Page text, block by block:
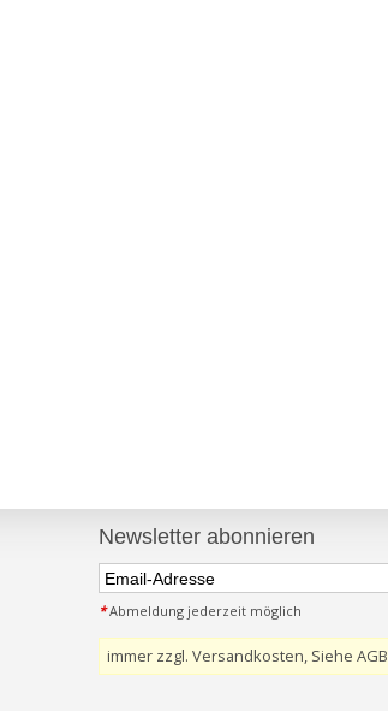
Newsletter abonnieren
*Abmeldung jederzeit möglich
immer zzgl. Versandkosten, Siehe AGB